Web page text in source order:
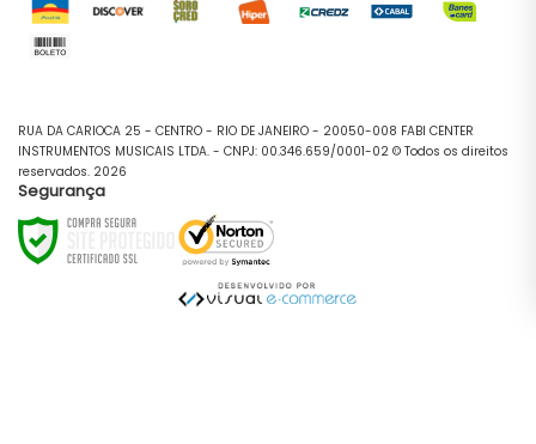
RUA DA CARIOCA 25 - CENTRO - RIO DE JANEIRO - 20050-008 FABI CENTER
INSTRUMENTOS MUSICAIS LTDA. - CNPJ: 00.346.659/0001-02 © Todos os direitos
reservados. 2026
Segurança